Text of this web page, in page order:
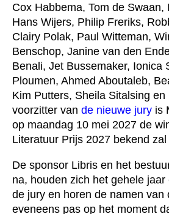
Cox Habbema, Tom de Swaan,
Hans Wijers, Philip Freriks,
Clairy Polak, Paul Witteman,
Benschop, Janine van den
Benali, Jet Bussemaker, Ionica
Ploumen, Ahmed Aboutaleb,
Kim Putters, Sheila Sitalsing
voorzitter van de nieuwe jury is
op maandag 10 mei 2027 de
Literatuur Prijs 2027 bekend zal
De sponsor Libris en het
na, houden zich het gehele
de jury en horen de namen van
eveneens pas op het moment